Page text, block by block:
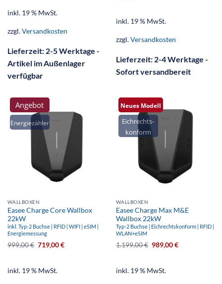
inkl. 19 % MwSt.
zzgl.Versandkosten
Lieferzeit: 2-5 Werktage -
Artikel im Außenlager
verfügbar
inkl. 19 % MwSt.
zzgl.Versandkosten
Lieferzeit: 2-4 Werktage -
Sofort versandbereit
Energiezähler
Angebot
WALLBOXEN
Easee Charge Core Wallbox
22kW
inkl. Typ-2 Buchse | RFID | WIFI | eSIM |
Energiemessung
999,00€ 719,00€
inkl. 19 % MwSt.
Eichrechts-
konform
Neues Modell
WALLBOXEN
Easee Charge Max M&E
Wallbox 22kW
Typ-2 Buchse | Eichrechtskonform | RFID |
WLAN+eSIM
1.199,00€ 989,00€
inkl. 19 % MwSt.